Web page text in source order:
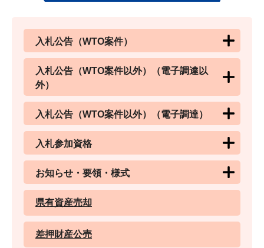
入札公告（WTO案件）
入札公告（WTO案件以外）（電子調達以
外）
入札公告（WTO案件以外）（電子調達）
入札参加資格
お知らせ・要領・様式
県有資産売却
差押財産公売